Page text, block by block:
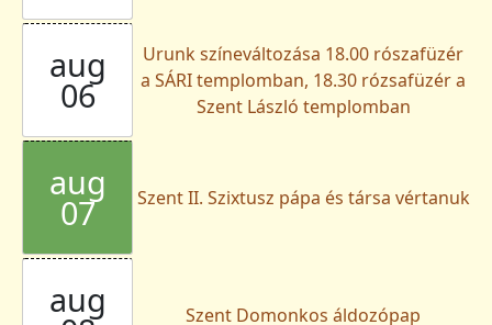
aug
06
Urunk színeváltozása 18.00 rószafüzér
a SÁRI templomban, 18.30 rózsafüzér a
Szent László templomban
aug
07 Szent II. Szixtusz pápa és társa vértanuk
aug Szent Domonkos áldozópap